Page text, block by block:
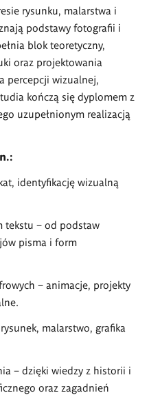
rysunku, malarstwa i
podstawy fotografii i
blok teoretyczny,
oraz projektowania
percepcji wizualnej,
kończą się dyplomem z
uzupełnionym realizacją
identyfikację wizualną
tekstu – od podstaw
pisma i form
– animacje, projekty
malarstwo, grafika
– dzięki wiedzy z historii i
oraz zagadnień